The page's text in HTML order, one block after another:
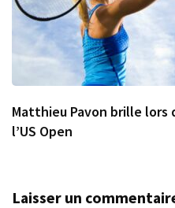
Matthieu Pavon brille lors
l’US Open
Laisser un